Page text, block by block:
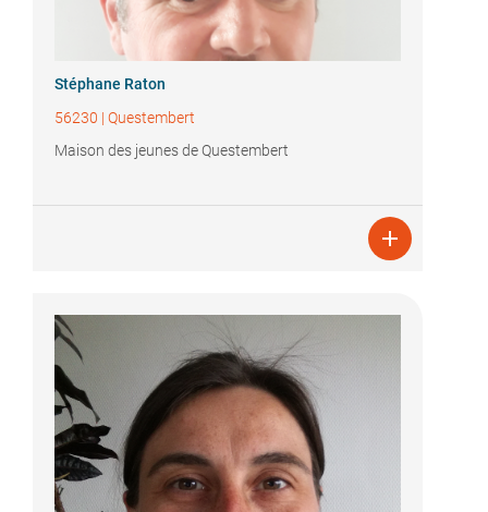
Stéphane Raton
56230 | Questembert
Maison des jeunes de Questembert
